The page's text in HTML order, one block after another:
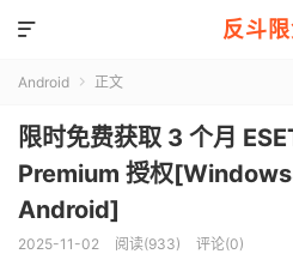
反斗

Android  正文
限时免费获取 3 个月
Premium 授权[Windows
Android]
2025-11-02 阅读(933) 评论(0)